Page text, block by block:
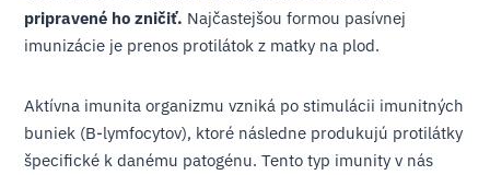
pripravené ho zničiť. Najčastejšou formou pasívnej
imunizácie je prenos protilátok z matky na plod.
Aktívna imunita organizmu vzniká po stimulácii imunitných
buniek (B-lymfocytov), ktoré následne produkujú protilátky
špecifické k danému patogénu. Tento typ imunity v nás